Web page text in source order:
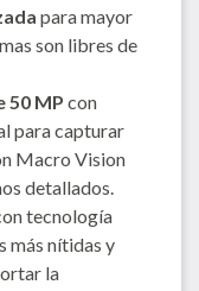
para mayor
son libres de
50 MP con
para capturar
Macro Vision
detallados.
tecnología
más nítidas y
la